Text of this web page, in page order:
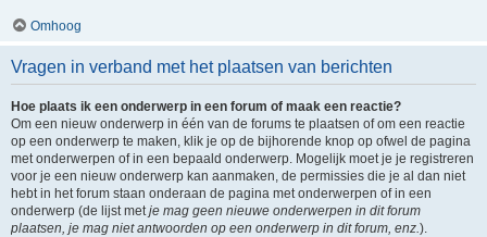
Omhoog
Vragen in verband met het plaatsen van berichten
Hoe plaats ik een onderwerp in een forum of maak een reactie?
Om een nieuw onderwerp in één van de forums te plaatsen of om een reactie
op een onderwerp te maken, klik je op de bijhorende knop op ofwel de pagina
met onderwerpen of in een bepaald onderwerp. Mogelijk moet je je registreren
voor je een nieuw onderwerp kan aanmaken, de permissies die je al dan niet
hebt in het forum staan onderaan de pagina met onderwerpen of in een
onderwerp (de lijst metje mag geen nieuwe onderwerpen in dit forum
plaatsen, je mag niet antwoorden op een onderwerp in dit forum, enz.).